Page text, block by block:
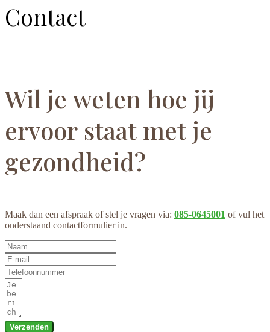
Contact
Wil je weten hoe jij
ervoor staat met je
gezondheid?
Maak dan een afspraak of stel je vragen via: 085-0645001 of vul het
onderstaand contactformulier in.
Verzenden